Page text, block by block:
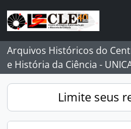
Skip to main content
Arquivos Históricos do
e História da Ciência -
Limite seus